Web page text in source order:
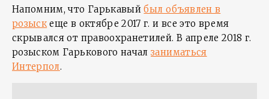
Напомним, что Гарькавыйбыл объявлен в
розыск еще в октябре 2017 г. и все это время
скрывался от правоохранетилей. В апреле 2018 г.
розыском Гарькового началзаниматься
Интерпол.